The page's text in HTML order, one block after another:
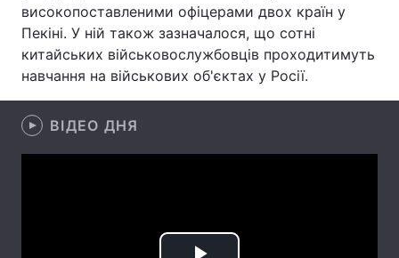
Інтерв'ю Думки
Архів Вакансії
Послуги
високопоставленими офіцерами двох країн у
Пекіні. У ній також зазначалося, що сотні
китайських військовослужбовців проходитимуть
навчання на військових об'єктах у Росії.
ВІДЕО ДНЯ